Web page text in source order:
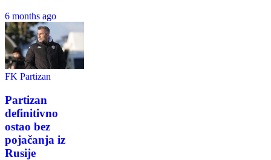
6 months ago
FK Partizan
Partizan
definitivno
ostao bez
pojačanja iz
Rusije